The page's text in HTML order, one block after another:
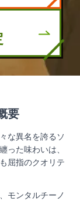
要
な異名を誇るソ
った味わいは、
屈指のクオリテ
モンタルチーノ